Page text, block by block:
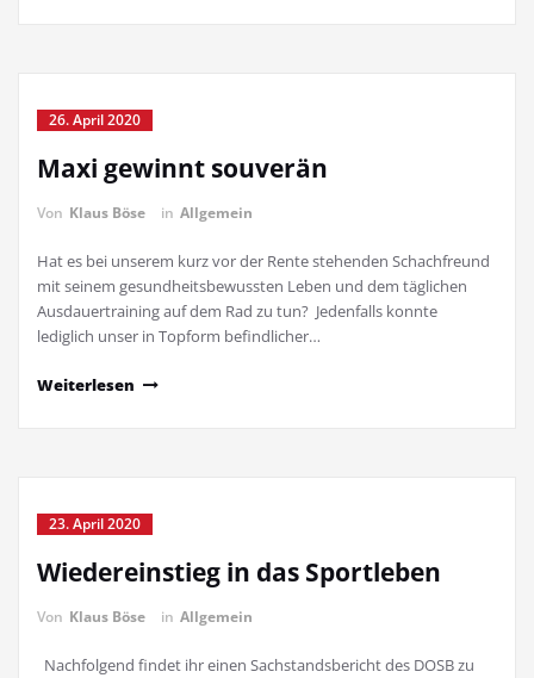
26. April 2020
Maxi gewinnt souverän
Von Klaus Böse in Allgemein
Hat es bei unserem kurz vor der Rente stehenden Schachfreund
mit seinem gesundheitsbewussten Leben und dem täglichen
Ausdauertraining auf dem Rad zu tun? Jedenfalls konnte
lediglich unser in Topform befindlicher…
Weiterlesen
23. April 2020
Wiedereinstieg in das Sportleben
Von Klaus Böse in Allgemein
Nachfolgend findet ihr einen Sachstandsbericht des DOSB zu